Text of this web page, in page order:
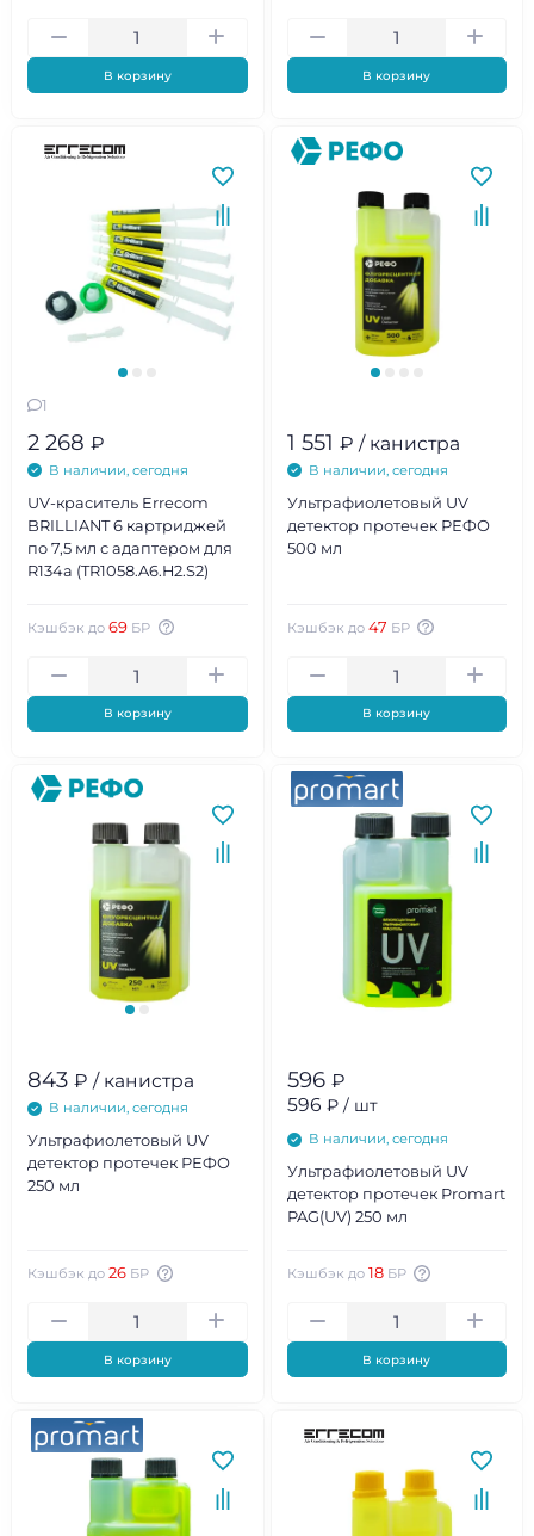
В корзину В корзину
1
2 268 ₽
В наличии, сегодня
UV-краситель Errecom
BRILLIANT 6 картриджей
по 7,5 мл с адаптером для
R134а (TR1058.A6.H2.S2)
Кэшбэк до 69 БР
В корзину
1 551 ₽ / канистра
В наличии, сегодня
Ультрафиолетовый UV
детектор протечек РЕФО
500 мл
Кэшбэк до 47 БР
В корзину
843 ₽ / канистра
В наличии, сегодня
Ультрафиолетовый UV
детектор протечек РЕФО
250 мл
Кэшбэк до 26 БР
В корзину
596 ₽
596 ₽ / шт
В наличии, сегодня
Ультрафиолетовый UV
детектор протечек Promart
PAG(UV) 250 мл
Кэшбэк до 18 БР
В корзину